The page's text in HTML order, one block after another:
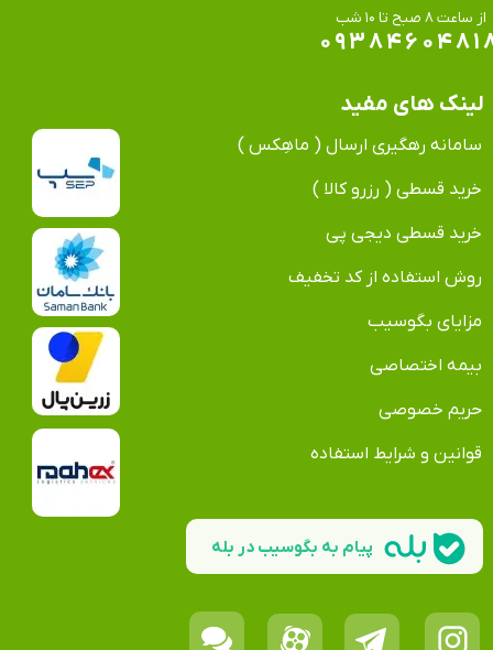
​​​​​​​از ساعت ۸ صبح تا ۱۰ شب
لینک های مفید
سامانه رهگیری ارسال ( ماهِکس )
خرید قسطی ( رزرو کالا )
خرید قسطی دیجی پی
روش استفاده از کد تخفیف
مزایای بگوسیب
بیمه اختصاصی
حریم خصوصی
قوانین و شرایط استفاده
پیام به بگوسیب در بله